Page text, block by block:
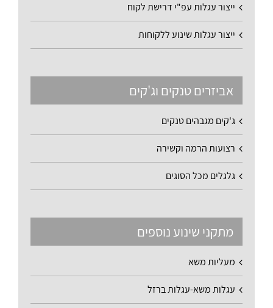
ייצור עגלות עפ"י דרישת לקוח
ייצור עגלות שינוע ללקוחות
אביזרים טנקים וג'קים
ג'קים מגבהים טנקים
רצועות הרמה וקשירה
גלגלים מכל הסוגים
מתקני שינוע נוספים
מעליות משא
עגלות משא-עגלות ברזל